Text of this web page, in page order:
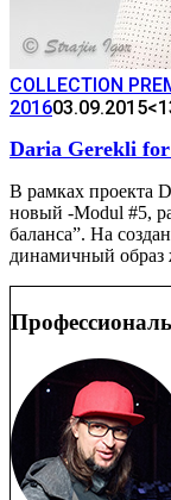
COLLECTION
201603.09.2015
Daria Gerekli
В рамках проекта
новый -Modul #5,
баланса”. На
динамичный